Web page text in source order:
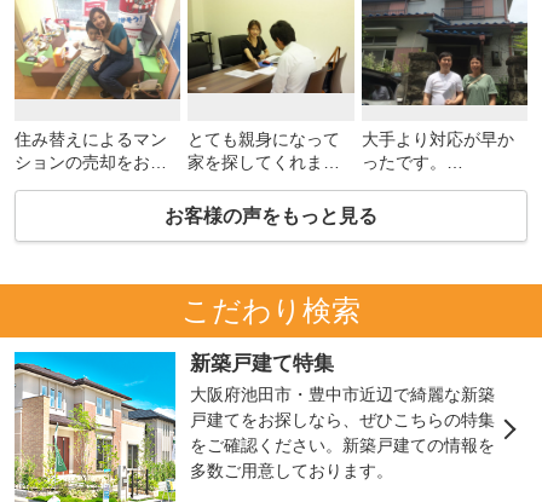
住み替えによるマン
ションの売却をお願
最初は大手の会社に
お願いしていたので
以内に売ります』と
自信をもって言って
いただけたので大手
を断りお願いしてみ
ることにしました。
約束通り3ヶ月以内に
とても親身になって
家を探してくれまし
もし自分が住むのな
らここはメリットで
自分の立場になって
話をしてもらえたと
た。
また職場の知人など
で物件を探している
方がいたら必ず紹介
しますね。
大手より対応が早か
ったです。
購入だったので分か
りやすく教えていた
お客様の声をもっと見る
こだわり検索
新築戸建て特集
大阪府池田市・豊中市近辺で綺麗な新築
戸建てをお探しなら、ぜひこちらの特集
をご確認ください。新築戸建ての情報を
多数ご用意しております。